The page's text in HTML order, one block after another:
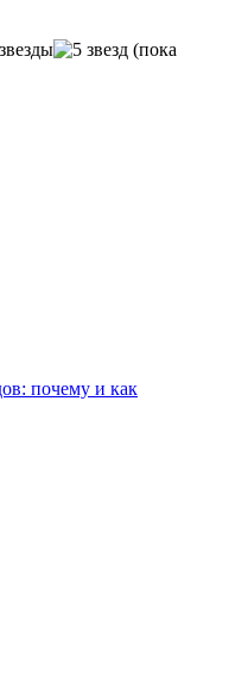
(пока
почему и как